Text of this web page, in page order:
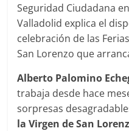
Seguridad Ciudadana
Valladolid explica el
celebración de las
San Lorenzo que
Alberto Palomino
trabaja desde hace
sorpresas
la Virgen de San